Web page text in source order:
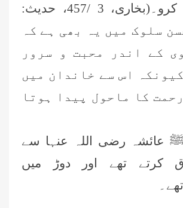
3 /457
، حدیث:
سلوک میں یہ بھی ہے کہ
کے اندر محبت و سرور
اس سے خاندان میں
کا ماحول پیدا ہوتا
عائشہ رضی اللہ عنہا سے
کرتے تھے اور دوڑ میں